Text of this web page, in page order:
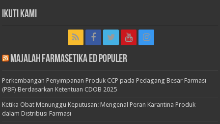
Ikuti Kami
Majalah Farmasetika Ed Populer
Perkembangan Penyimpanan Produk CCP pada Pedagang Besar Farmasi
(PBF) Berdasarkan Ketentuan CDOB 2025
Ketika Obat Menunggu Keputusan: Mengenal Peran Karantina Produk
dalam Distribusi Farmasi